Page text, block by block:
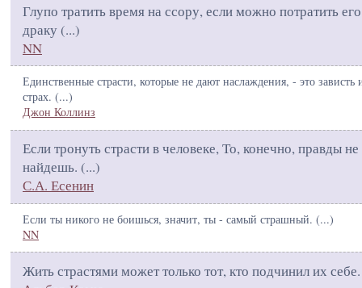
Глупо тратить время на ссору, если можно потратить
драку (...)
NN
Единственные страсти, которые не дают наслаждения, - это зависть
страх. (...)
Джон Коллинз
Если тронуть страсти в человеке, То, конечно, правды не
найдешь. (...)
С.А. Есенин
Если ты никого не боишься, значит, ты - самый страшный. (...)
NN
Жить страстями может только тот, кто подчинил их